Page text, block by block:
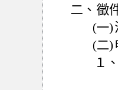
二、 徵
(一)
(二)
１、